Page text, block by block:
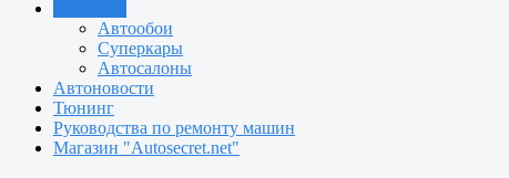
Автообои
Суперкары
Автосалоны
Автоновости
Тюнинг
Руководства по ремонту машин
Магазин "Autosecret.net"